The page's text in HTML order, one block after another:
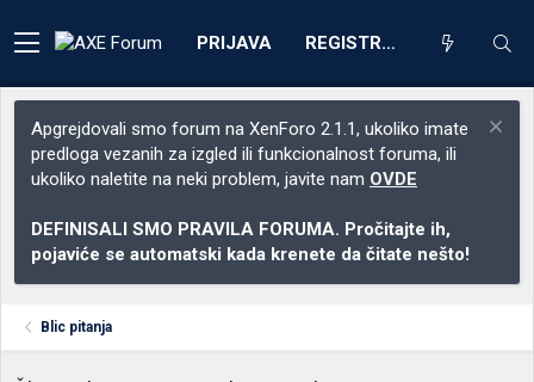
PRIJAVA REGISTRACIJA
Apgrejdovali smo forum na XenForo 2.1.1, ukoliko imate
predloga vezanih za izgled ili funkcionalnost foruma, ili
ukoliko naletite na neki problem, javite nam OVDE
DEFINISALI SMO PRAVILA FORUMA. Pročitajte ih,
pojaviće se automatski kada krenete da čitate nešto!
Blic pitanja